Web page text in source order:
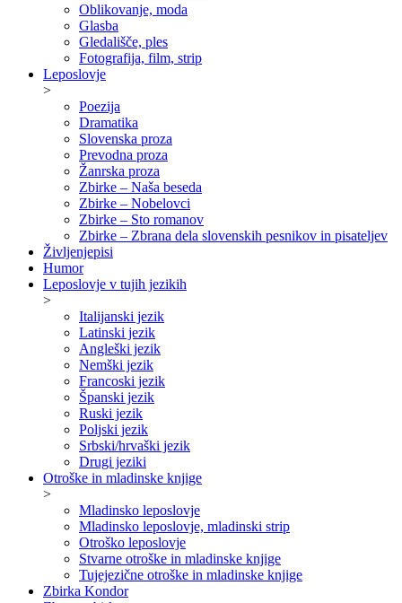
Oblikovanje, moda
Glasba
Gledališče, ples
Fotografija, film, strip
Leposlovje
>
Poezija
Dramatika
Slovenska proza
Prevodna proza
Žanrska proza
Zbirke – Naša beseda
Zbirke – Nobelovci
Zbirke – Sto romanov
Zbirke – Zbrana dela slovenskih pesnikov in pisateljev
Življenjepisi
Humor
Leposlovje v tujih jezikih
>
Italijanski jezik
Latinski jezik
Angleški jezik
Nemški jezik
Francoski jezik
Španski jezik
Ruski jezik
Poljski jezik
Srbski/hrvaški jezik
Drugi jeziki
Otroške in mladinske knjige
>
Mladinsko leposlovje
Mladinsko leposlovje, mladinski strip
Otroško leposlovje
Stvarne otroške in mladinske knjige
Tujejezične otroške in mladinske knjige
Zbirka Kondor